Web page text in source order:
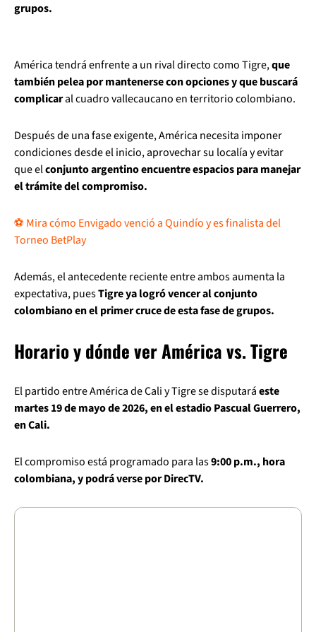
grupos.
América tendrá enfrente a un rival directo como Tigre,que
también pelea por mantenerse con opciones y que buscará
complicaral cuadro vallecaucano en territorio colombiano.
Después de una fase exigente, América necesita imponer
condiciones desde el inicio, aprovechar su localía y evitar
que elconjunto argentino encuentre espacios para manejar
el trámite del compromiso.
⚽ Mira cómo Envigado venció a Quindío y es finalista del
Torneo BetPlay
Además, el antecedente reciente entre ambos aumenta la
expectativa, puesTigre ya logró vencer al conjunto
colombiano en el primer cruce de esta fase de grupos.
Horario y dónde ver América vs. Tigre
El partido entre América de Cali y Tigre se disputaráeste
martes 19 de mayo de 2026, en el estadio Pascual Guerrero,
en Cali.
El compromiso está programado para las9:00 p.m., hora
colombiana, y podrá verse por DirecTV.